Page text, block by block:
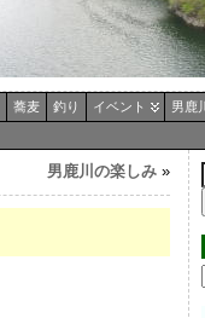
蕎麦 釣り イベント 男鹿川
男鹿川の楽しみ »